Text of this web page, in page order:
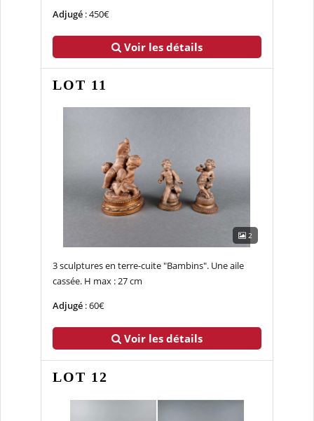
Adjugé: 450€
Voir les détails
LOT 11
2
3 sculptures en terre-cuite "Bambins". Une aile
cassée. H max : 27 cm
Adjugé: 60€
Voir les détails
LOT 12